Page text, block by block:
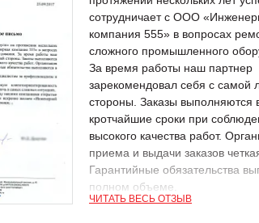
сотрудничает с ООО
компания 555» в вопросах
сложного промышленного
За время работы наш партнер
зарекомендовал себя с самой
стороны. Заказы выполняются
кротчайшие сроки при
высокого качества работ.
приема и выдачи заказов
Гарантийные обязательства
полном объеме.
ЧИТАТЬ ВЕСЬ ОТЗЫВ